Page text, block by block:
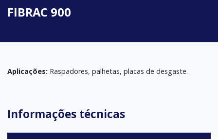
FIBRAC 900
Aplicações: Raspadores, palhetas, placas de desgaste.
Informações técnicas